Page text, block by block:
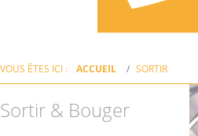
VOUS ÊTES ICI : ACCUEIL SORTIR
Sortir & Bouger